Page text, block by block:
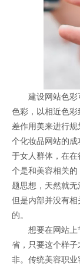
建设网站色彩可
色彩，以相近色
差作用美来进行
个化妆品网站的
于女人群体，在
个是和美容相关
题思想，天然就无
但是内部并没有
的。
想要在网站上节
省，只要这个样
非。传统美容职